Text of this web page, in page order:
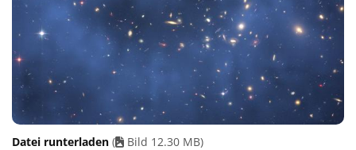
Datei runterladen ( Bild 12.30 MB)